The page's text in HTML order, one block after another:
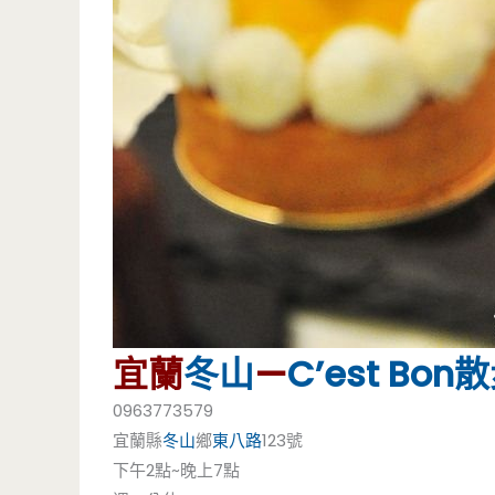
宜蘭冬山—C’est Bon
0963773579
宜蘭縣冬山鄉東八路123號
下午2點~晚上7點